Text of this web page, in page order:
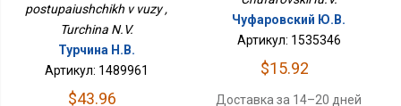
postupaiushchikh v vuzy ,
Turchina N.V.
Турчина Н.В.
Артикул: 1489961
$43.96
Чуфаровский Ю.В.
Артикул: 1535346
$15.92
Доставка за 14–20 дней